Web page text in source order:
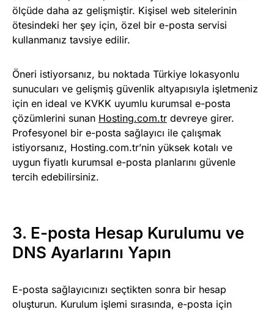
ölçüde daha az gelişmiştir. Kişisel web sitelerinin
ötesindeki her şey için, özel bir e-posta servisi
kullanmanız tavsiye edilir.
Öneri istiyorsanız, bu noktada Türkiye lokasyonlu
sunucuları ve gelişmiş güvenlik altyapısıyla işletmeniz
için en ideal ve KVKK uyumlu kurumsal e-posta
çözümlerini sunan Hosting.com.tr devreye girer.
Profesyonel bir e-posta sağlayıcı ile çalışmak
istiyorsanız, Hosting.com.tr’nin yüksek kotalı ve
uygun fiyatlı kurumsal e-posta planlarını güvenle
tercih edebilirsiniz.
3. E-posta Hesap Kurulumu ve
DNS Ayarlarını Yapın
E-posta sağlayıcınızı seçtikten sonra bir hesap
oluşturun. Kurulum işlemi sırasında, e-posta için